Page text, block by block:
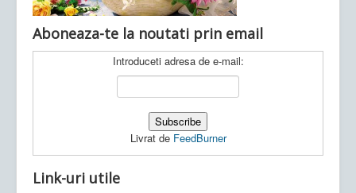
Aboneaza-te la noutati prin email
Introduceti adresa de e-mail:
Livrat de FeedBurner
Link-uri utile